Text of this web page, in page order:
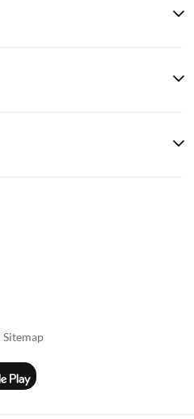
Sitemap